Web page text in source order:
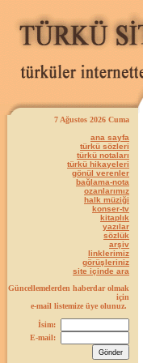
7 Ağustos 2026 Cuma
ana sayfa
türkü sözleri
türkü notaları
türkü hikayeleri
gönül verenler
bağlama-nota
ozanlarımız
halk müziği
konser-tv
kitaplık
yazılar
sözlük
arşiv
linklerimiz
görüşleriniz
site içinde ara
Güncellemelerden haberdar olmak
için
e-mail listemize üye olunuz.
İsim:
E-mail: